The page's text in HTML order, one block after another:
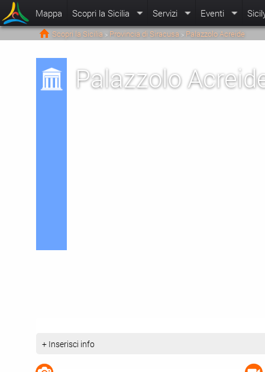
Mappa Scopri la Sicilia Servizi Eventi
Scopri la Sicilia > Provincia di Siracusa > Palazzolo Acreide
Palazzolo
+ Inserisci info